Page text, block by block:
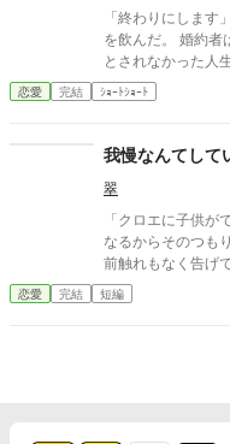
「終わりにします」 その言葉とともに、侯爵令嬢シルヴィアは毒
を飲んだ。 婚約者は妹を選び、父は妹だけを信じた。 誰にも必要
とされなかった人
へと時間は巻き戻っていた。 もう、誰かに
きるのはやめよう。 そう決めた彼女は、静かに運命を書き換えて
めの物語。
恋愛 完結 ｼｮｰﾄｼｮｰﾄ
我慢なんてして
翠
「クロエに子供が
なるからそのつもりでいてくれ」 普
前触れもなく告げ
間”の契約を終わらせることにし
とはしない。 不要な
恋愛 完結 短編